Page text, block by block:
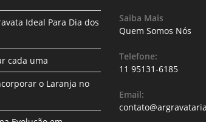
Ideal Para Dia dos
cada uma
o Laranja no
Saiba Mais
Quem Somos Nós
Telefone:
11 95131-6185
Email: